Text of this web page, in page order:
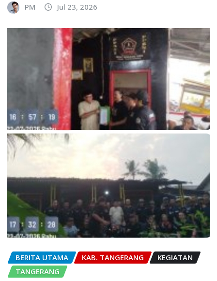
PM Jul 23, 2026
BERITA UTAMA KAB. TANGERANG
KEGIATAN
TANGERANG